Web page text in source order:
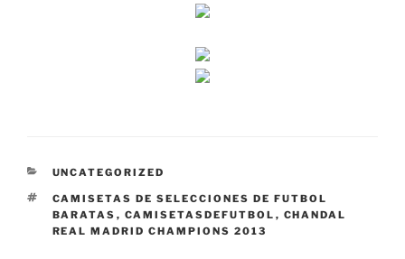
CATEGORÍAS
UNCATEGORIZED
ETIQUETAS
CAMISETAS DE SELECCIONES DE FUTBOL
BARATAS , CAMISETASDEFUTBOL , CHANDAL
REAL MADRID CHAMPIONS 2013